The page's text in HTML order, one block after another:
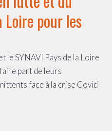
Loire pour les
le SYNAVI Pays de la Loire
part de leurs
face à la crise Covid-